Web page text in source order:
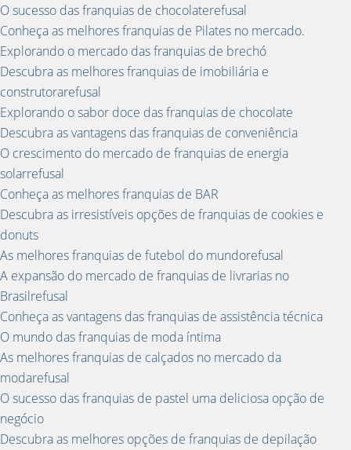
O sucesso das franquias de chocolaterefusal
Conheça as melhores franquias de Pilates no mercado.
Explorando o mercado das franquias de brechó
Descubra as melhores franquias de imobiliária e
construtorarefusal
Explorando o sabor doce das franquias de chocolate
Descubra as vantagens das franquias de conveniência
O crescimento do mercado de franquias de energia
solarrefusal
Conheça as melhores franquias de BAR
Descubra as irresistíveis opções de franquias de cookies e
donuts
As melhores franquias de futebol do mundorefusal
A expansão do mercado de franquias de livrarias no
Brasilrefusal
Conheça as vantagens das franquias de assistência técnica
O mundo das franquias de moda íntima
As melhores franquias de calçados no mercado da
modarefusal
O sucesso das franquias de pastel uma deliciosa opção de
negócio
Descubra as melhores opções de franquias de depilação